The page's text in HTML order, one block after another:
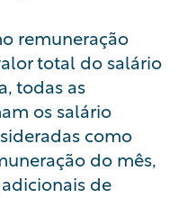
remuneração
total do salário
todas as
os salário
como
do mês,
adicionais de